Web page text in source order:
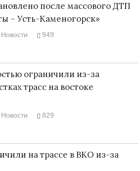
после массового ДТП
– Усть-Каменогорск»
Новости 949
ограничили из-за
трасс на востоке
Новости 829
на трассе в ВКО из-за